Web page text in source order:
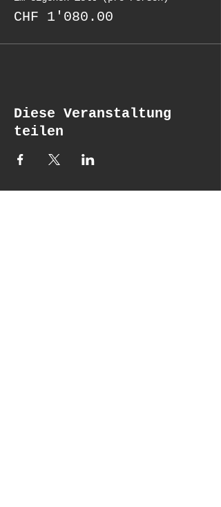
CHF 1'080.00
Diese Veranstaltung
teilen